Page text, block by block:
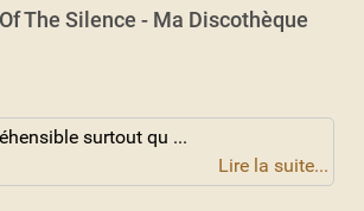
The Silence - Ma Discothèque
surtout qu ...
Lire la suite...